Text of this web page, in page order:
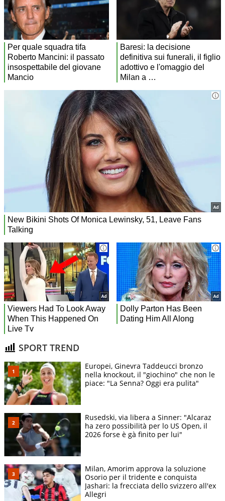
SPORT TREND
Europei, Ginevra Taddeucci bronzo
nella knockout, il "giochino" che non le
piace: "La Senna? Oggi era pulita"
Rusedski, via libera a Sinner: "Alcaraz
ha zero possibilità per lo US Open, il
2026 forse è gà finito per lui"
Milan, Amorim approva la soluzione
Osorio per il tridente e conquista
Jashari: la frecciata dello svizzero all'ex
Allegri